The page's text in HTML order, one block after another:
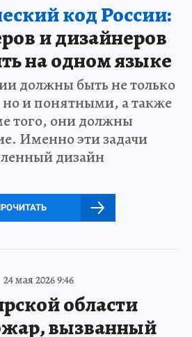
код России:
и дизайнеров
на одном языке
должны быть не только
и понятными, а также
того, они должны
Именно эти задачи
дизайн
24 мая 2026 9:46
области
вызванный